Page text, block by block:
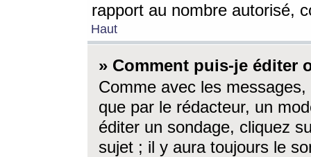
rapport au nombre autorisé,
Haut
» Comment puis-je éditer
Comme avec les
que par le rédacteur, un
éditer un sondage, cliquez
sujet ; il y aura toujours le